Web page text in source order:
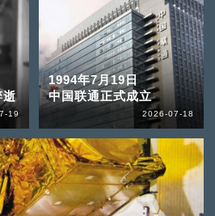
逝
19
1994年7月19日
中国联通正式成立
2026-07-18